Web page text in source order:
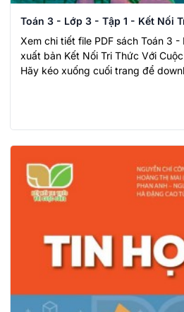
Toán 3 - Lớp 3 - Tập 1 - Kết Nối
Xem chi tiết file PDF sách Toán 3
xuất bản Kết Nối Tri Thức Với
Hãy kéo xuống cuối trang để